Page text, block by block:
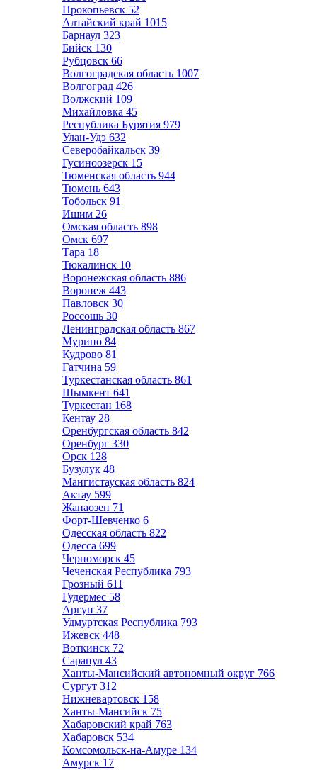
Прокопьевск 52
Алтайский край 1015
Барнаул 323
Бийск 130
Рубцовск 66
Волгоградская область 1007
Волгоград 426
Волжский 109
Михайловка 45
Республика Бурятия 979
Улан-Удэ 632
Северобайкальск 39
Гусиноозерск 15
Тюменская область 944
Тюмень 643
Тобольск 91
Ишим 26
Омская область 898
Омск 697
Тара 18
Тюкалинск 10
Воронежская область 886
Воронеж 443
Павловск 30
Россошь 30
Ленинградская область 867
Мурино 84
Кудрово 81
Гатчина 59
Туркестанская область 861
Шымкент 641
Туркестан 168
Кентау 28
Оренбургская область 842
Оренбург 330
Орск 128
Бузулук 48
Мангистауская область 824
Актау 599
Жанаозен 71
Форт-Шевченко 6
Одесская область 822
Одесса 699
Черноморск 45
Чеченская Республика 793
Грозный 611
Гудермес 58
Аргун 37
Удмуртская Республика 793
Ижевск 448
Воткинск 72
Сарапул 43
Ханты-Мансийский автономный округ 766
Сургут 312
Нижневартовск 158
Ханты-Мансийск 75
Хабаровский край 763
Хабаровск 534
Комсомольск-на-Амуре 134
Амурск 17